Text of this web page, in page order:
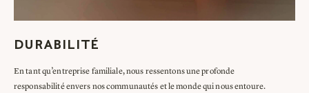
DURABILITÉ
En tant qu’entreprise familiale, nous ressentons une profonde
responsabilité envers nos communautés et le monde qui nous entoure.